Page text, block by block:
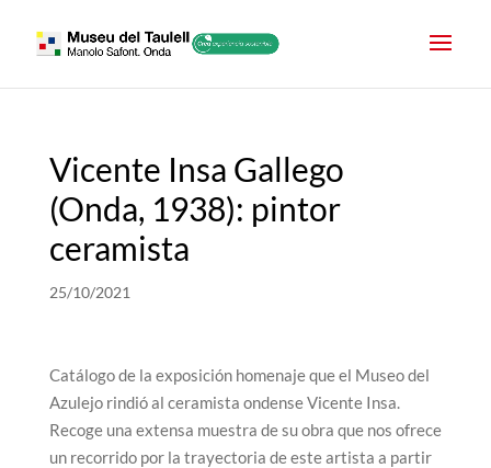
Vicente Insa Gallego
(Onda, 1938): pintor
ceramista
25/10/2021
Catálogo de la exposición homenaje que el Museo del
Azulejo rindió al ceramista ondense Vicente Insa.
Recoge una extensa muestra de su obra que nos ofrece
un recorrido por la trayectoria de este artista a partir